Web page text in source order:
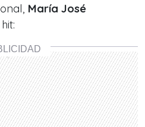
María José